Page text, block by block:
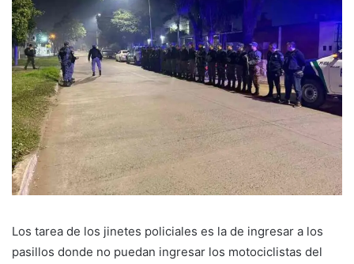
Los tarea de los jinetes policiales es la de ingresar a los
pasillos donde no puedan ingresar los motociclistas del